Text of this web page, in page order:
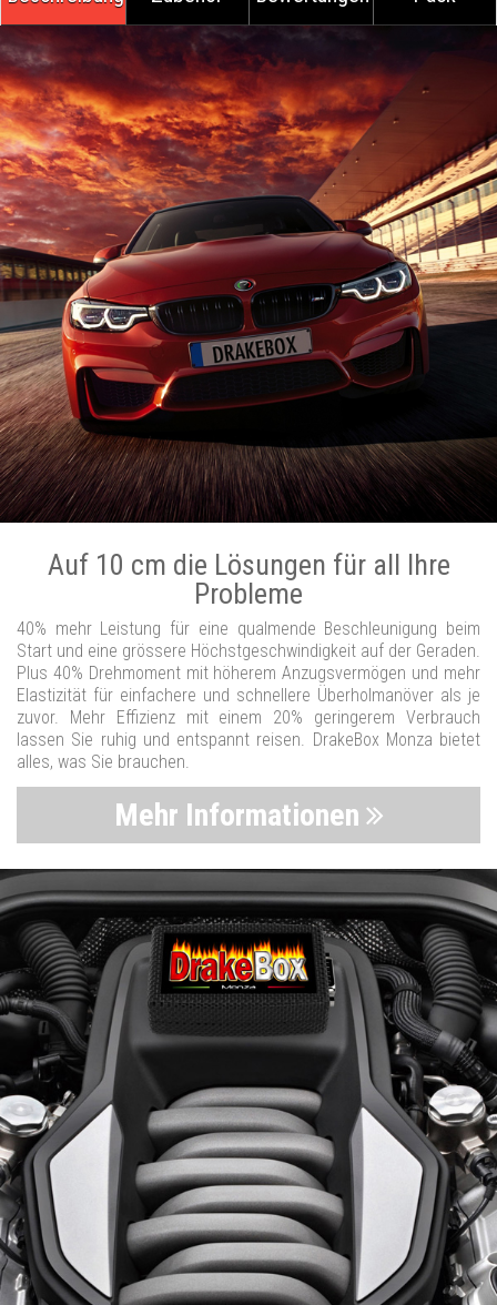
Auf 10 cm die Lösungen für all Ihre
Probleme
40% mehr Leistung für eine qualmende Beschleunigung beim
Start und eine grössere Höchstgeschwindigkeit auf der Geraden.
Plus 40% Drehmoment mit höherem Anzugsvermögen und mehr
Elastizität für einfachere und schnellere Überholmanöver als je
zuvor. Mehr Effizienz mit einem 20% geringerem Verbrauch
lassen Sie ruhig und entspannt reisen. DrakeBox Monza bietet
alles, was Sie brauchen.
Mehr Informationen